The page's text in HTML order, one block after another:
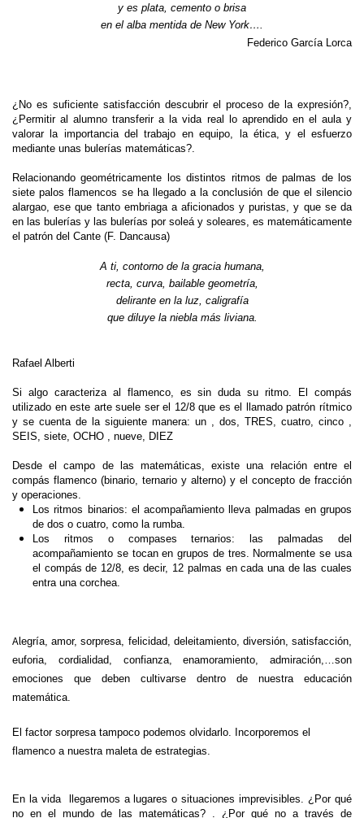
y es plata, cemento o brisa
en el alba mentida de New York….
Federico García Lorca
¿No es suficiente satisfacción descubrir el proceso de la expresión?,
¿Permitir al alumno transferir a la vida real lo aprendido en el aula y
valorar la importancia del trabajo en equipo, la ética, y el esfuerzo
mediante unas bulerías matemáticas?.
Relacionando geométricamente los distintos ritmos de palmas de los
siete palos flamencos se ha llegado a la conclusión de que el silencio
alargao, ese que tanto embriaga a aficionados y puristas, y que se da
en las bulerías y las bulerías por soleá y soleares, es matemáticamente
el patrón del Cante (F. Dancausa)
A ti, contorno de la gracia humana,
recta, curva, bailable geometría,
delirante en la luz, caligrafía
que diluye la niebla más liviana.
Rafael Alberti
Si algo caracteriza al flamenco, es sin duda su ritmo. El compás
utilizado en este arte suele ser el 12/8 que es el llamado patrón rítmico
y se cuenta de la siguiente manera: un , dos, TRES, cuatro, cinco ,
SEIS, siete, OCHO , nueve, DIEZ
Desde el campo de las matemáticas, existe una relación entre el
compás flamenco (binario, ternario y alterno) y el concepto de fracción
y operaciones.
Los ritmos binarios: el acompañamiento lleva palmadas en grupos
de dos o cuatro, como la rumba.
Los ritmos o compases ternarios: las palmadas del
acompañamiento se tocan en grupos de tres. Normalmente se usa
el compás de 12/8, es decir, 12 palmas en cada una de las cuales
entra una corchea.
Alegría, amor, sorpresa, felicidad, deleitamiento, diversión, satisfacción,
euforia, cordialidad, confianza, enamoramiento, admiración,…son
emociones que deben cultivarse dentro de nuestra educación
matemática.
El factor sorpresa tampoco podemos olvidarlo. Incorporemos el
flamenco a nuestra maleta de estrategias.
En la vida
llegaremos a lugares o situaciones imprevisibles. ¿Por qué
no en el mundo de las matemáticas? . ¿Por qué no a través de